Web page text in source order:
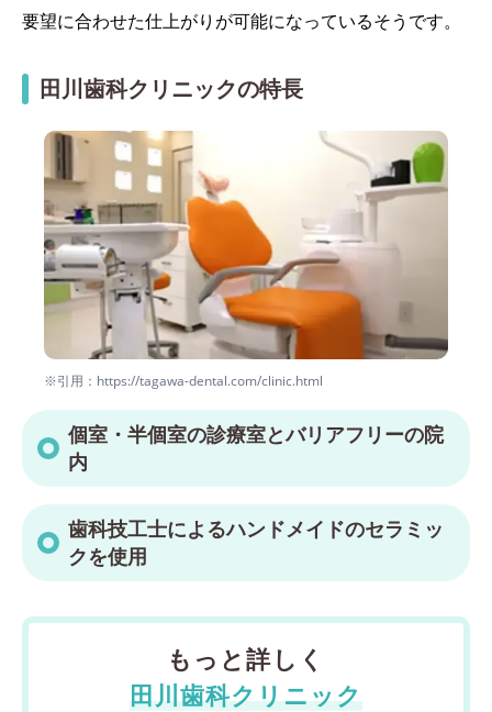
要望に合わせた仕上がりが可能になっているそうです。
田川歯科クリニックの特長
※引用：https://tagawa-dental.com/clinic.html
個室・半個室の診療室とバリアフリーの院
内
歯科技工士によるハンドメイドのセラミッ
クを使用
もっと詳しく
田川歯科クリニック